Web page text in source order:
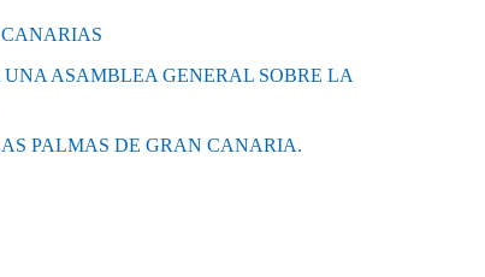
ASAMBLEA GENERAL SOBRE LA
PALMAS DE GRAN CANARIA.